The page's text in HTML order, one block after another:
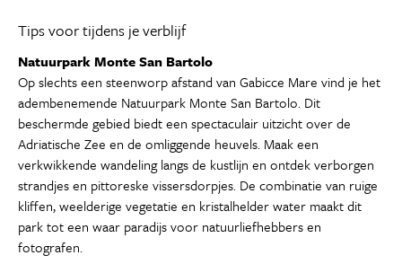
Tips voor tijdens je verblijf
Natuurpark Monte San Bartolo
Op slechts een steenworp afstand van Gabicce Mare vind je het
adembenemende Natuurpark Monte San Bartolo. Dit
beschermde gebied biedt een spectaculair uitzicht over de
Adriatische Zee en de omliggende heuvels. Maak een
verkwikkende wandeling langs de kustlijn en ontdek verborgen
strandjes en pittoreske vissersdorpjes. De combinatie van ruige
kliffen, weelderige vegetatie en kristalhelder water maakt dit
park tot een waar paradijs voor natuurliefhebbers en
fotografen.